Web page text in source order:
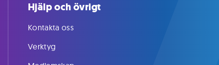
Hjälp och övrigt
Kontakta oss
Verktyg